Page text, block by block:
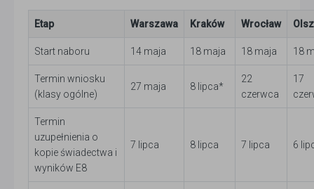
Etap Warszawa Kraków Wrocław
Start naboru 14 maja 18 maja 18 maja 18
Termin wniosku
(klasy ogólne)
27 maja 8 lipca*
22
czerwca
17
Termin
uzupełnienia o
kopie świadectwa i
wyników E8
7 lipca 8 lipca 7 lipca 6